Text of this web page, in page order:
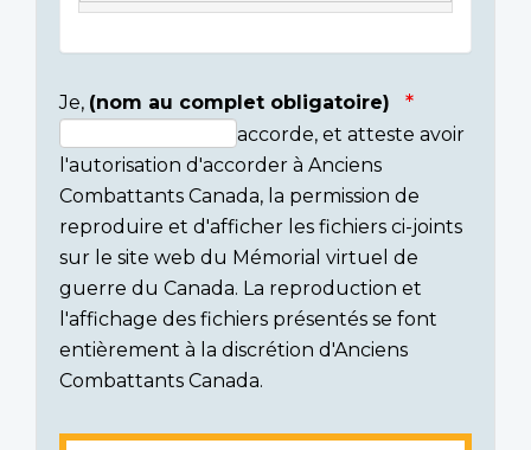
Consent
section
Je, (nom au complet obligatoire)
accorde, et atteste avoir
l'autorisation d'accorder à Anciens
Combattants Canada, la permission de
reproduire et d'afficher les fichiers ci-joints
sur le site web du Mémorial virtuel de
guerre du Canada. La reproduction et
l'affichage des fichiers présentés se font
entièrement à la discrétion d'Anciens
Combattants Canada.